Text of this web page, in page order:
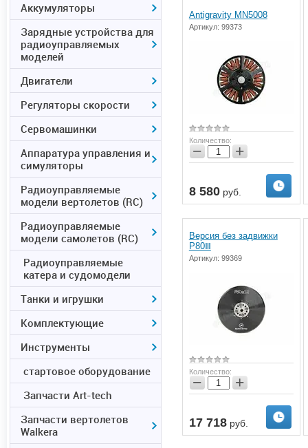
Antigravity MN5008
Артикул: 99373
Количество:
− +
8 580руб.
Версия без задвижки
P80Ⅲ
Артикул: 99369
Количество:
− +
17 718руб.
Аккумуляторы
Зарядные устройства для
радиоуправляемых
моделей
Двигатели
Регуляторы скорости
Сервомашинки
Аппаратура управления и
симуляторы
Радиоуправляемые
модели вертолетов (RC)
Радиоуправляемые
модели самолетов (RC)
Радиоуправляемые
катера и судомодели
Танки и игрушки
Комплектующие
Инструменты
стартовое оборудование
Запчасти Art-tech
Запчасти вертолетов
Walkera